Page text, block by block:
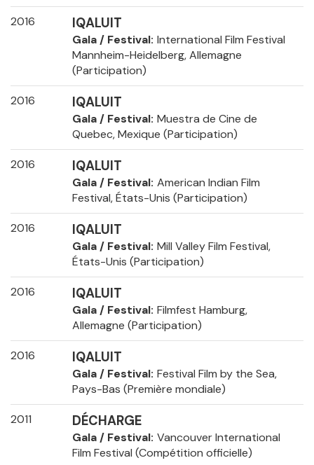
2016 IQALUIT
Gala / Festival International Film Festival
Mannheim-Heidelberg, Allemagne
(Participation)
2016 IQALUIT
Gala / Festival Muestra de Cine de
Quebec, Mexique (Participation)
2016 IQALUIT
Gala / Festival American Indian Film
Festival, États-Unis (Participation)
2016 IQALUIT
Gala / Festival Mill Valley Film Festival,
États-Unis (Participation)
2016 IQALUIT
Gala / Festival Filmfest Hamburg,
Allemagne (Participation)
2016 IQALUIT
Gala / Festival Festival Film by the Sea,
Pays-Bas (Première mondiale)
2011 DÉCHARGE
Gala / Festival Vancouver International
Film Festival (Compétition officielle)